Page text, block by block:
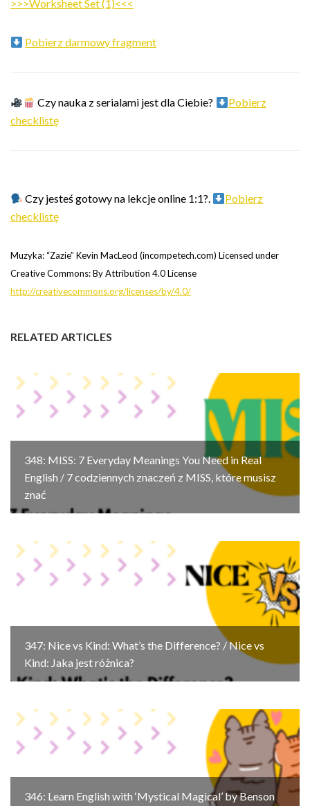
>>>Worksheet Set (1)<<<
Pobierz darmowy fragment
Czy nauka z serialami jest dla Ciebie?
Pobierz
checklistę
Czy jesteś gotowy na lekcje online 1:1?.
Pobierz
checklistę
Muzyka: “Zazie” Kevin MacLeod (incompetech.com) Licensed under
Creative Commons: By Attribution 4.0 License
http://creativecommons.org/licenses/by/4.0/
RELATED ARTICLES
348: MISS: 7 Everyday Meanings You Need in Real
English / 7 codziennych znaczeń z MISS, które musisz
znać
347: Nice vs Kind: What’s the Difference? / Nice vs
Kind: Jaka jest różnica?
346: Learn English with ‘Mystical Magical’ by Benson